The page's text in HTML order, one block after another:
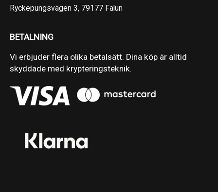
Ryckepungsvägen 3, 79177 Falun
BETALNING
Vi erbjuder flera olika betalsätt. Dina köp är alltid
skyddade med krypteringsteknik.